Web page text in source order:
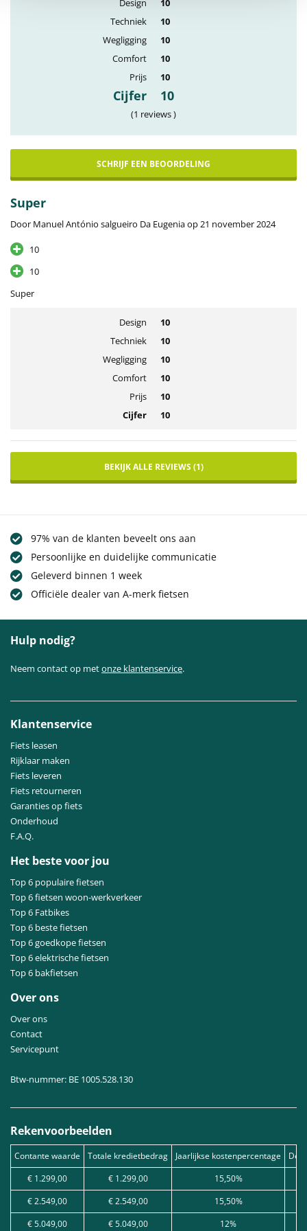
Design
10
Techniek
10
Wegligging
10
Comfort
10
Prijs
10
Cijfer 10
(1 reviews )
SCHRIJF EEN BEOORDELING
Super
Door Manuel António salgueiro Da Eugenia op 21 november 2024
10
10
Super
Design
10
Techniek
10
Wegligging
10
Comfort
10
Prijs
10
Cijfer
10
BEKIJK ALLE REVIEWS (1)
97% van de klanten beveelt ons aan
Persoonlijke en duidelijke communicatie
Geleverd binnen 1 week
Officiële dealer van A-merk fietsen
Hulp nodig?
Neem contact op metonze klantenservice.
Klantenservice
Fiets leasen
Rijklaar maken
Fiets leveren
Fiets retourneren
Garanties op fiets
Onderhoud
F.A.Q.
Het beste voor jou
Top 6 populaire fietsen
Top 6 fietsen woon-werkverkeer
Top 6 Fatbikes
Top 6 beste fietsen
Top 6 goedkope fietsen
Top 6 elektrische fietsen
Top 6 bakfietsen
Over ons
Over ons
Contact
Servicepunt
Btw-nummer: BE 1005.528.130
Rekenvoorbeelden
Contante waarde Totale kredietbedrag Jaarlijkse kostenpercentage
€ 1.299,00
€ 1.299,00
15,50%
€ 2.549,00
€ 2.549,00
15,50%
€ 5.049,00
€ 5.049,00 12%